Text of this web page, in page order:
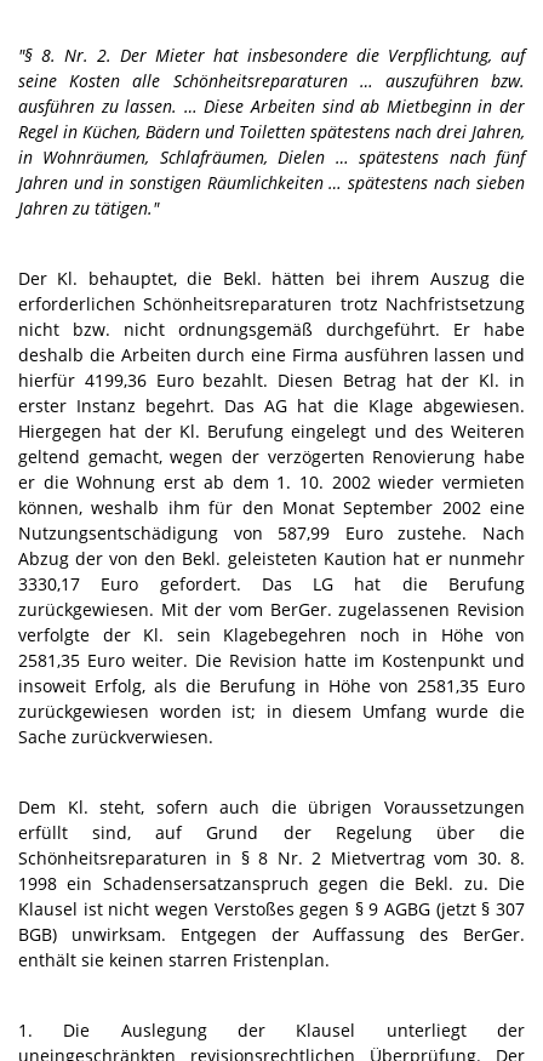
"§ 8. Nr. 2. Der Mieter hat insbesondere die Verpflichtung, auf
seine Kosten alle Schönheitsreparaturen … auszuführen bzw.
ausführen zu lassen. … Diese Arbeiten sind ab Mietbeginn in der
Regel in Küchen, Bädern und Toiletten spätestens nach drei Jahren,
in Wohnräumen, Schlafräumen, Dielen … spätestens nach fünf
Jahren und in sonstigen Räumlichkeiten … spätestens nach sieben
Jahren zu tätigen."
Der Kl. behauptet, die Bekl. hätten bei ihrem Auszug die
erforderlichen Schönheitsreparaturen trotz Nachfristsetzung
nicht bzw. nicht ordnungsgemäß durchgeführt. Er habe
deshalb die Arbeiten durch eine Firma ausführen lassen und
hierfür 4199,36 Euro bezahlt. Diesen Betrag hat der Kl. in
erster Instanz begehrt. Das AG hat die Klage abgewiesen.
Hiergegen hat der Kl. Berufung eingelegt und des Weiteren
geltend gemacht, wegen der verzögerten Renovierung habe
er die Wohnung erst ab dem 1. 10. 2002 wieder vermieten
können, weshalb ihm für den Monat September 2002 eine
Nutzungsentschädigung von 587,99 Euro zustehe. Nach
Abzug der von den Bekl. geleisteten Kaution hat er nunmehr
3330,17 Euro gefordert. Das LG hat die Berufung
zurückgewiesen. Mit der vom BerGer. zugelassenen Revision
verfolgte der Kl. sein Klagebegehren noch in Höhe von
2581,35 Euro weiter. Die Revision hatte im Kostenpunkt und
insoweit Erfolg, als die Berufung in Höhe von 2581,35 Euro
zurückgewiesen worden ist; in diesem Umfang wurde die
Sache zurückverwiesen.
Dem Kl. steht, sofern auch die übrigen Voraussetzungen
erfüllt sind, auf Grund der Regelung über die
Schönheitsreparaturen in § 8 Nr. 2 Mietvertrag vom 30. 8.
1998 ein Schadensersatzanspruch gegen die Bekl. zu. Die
Klausel ist nicht wegen Verstoßes gegen § 9 AGBG (jetzt § 307
BGB) unwirksam. Entgegen der Auffassung des BerGer.
enthält sie keinen starren Fristenplan.
1. Die Auslegung der Klausel unterliegt der
uneingeschränkten revisionsrechtlichen Überprüfung. Der